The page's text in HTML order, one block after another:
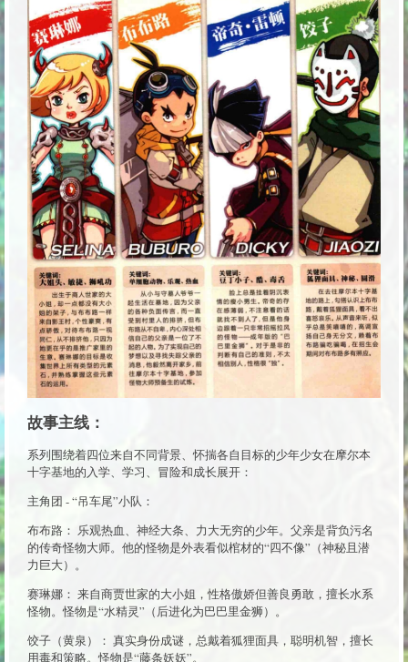
故事主线：
系列围绕着四位来自不同背景、怀揣各自目标的少年少女在摩尔本
十字基地的入学、学习、冒险和成长展开：
主角团 - “吊车尾”小队：
布布路： 乐观热血、神经大条、力大无穷的少年。父亲是背负污名
的传奇怪物大师。他的怪物是外表看似棺材的“四不像”（神秘且潜
力巨大）。
赛琳娜： 来自商贾世家的大小姐，性格傲娇但善良勇敢，擅长水系
怪物。怪物是“水精灵”（后进化为巴巴里金狮）。
饺子（黄泉）： 真实身份成谜，总戴着狐狸面具，聪明机智，擅长
用毒和策略。怪物是“藤条妖妖”。